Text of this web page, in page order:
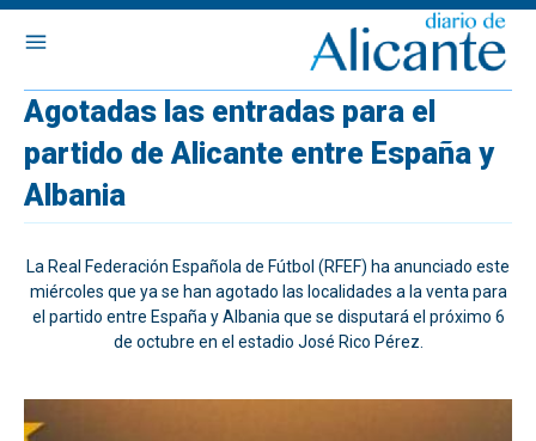
Agotadas las entradas para el
partido de Alicante entre España y
Albania
La Real Federación Española de Fútbol (RFEF) ha anunciado este
miércoles que ya se han agotado las localidades a la venta para
el partido entre España y Albania que se disputará el próximo 6
de octubre en el estadio José Rico Pérez.